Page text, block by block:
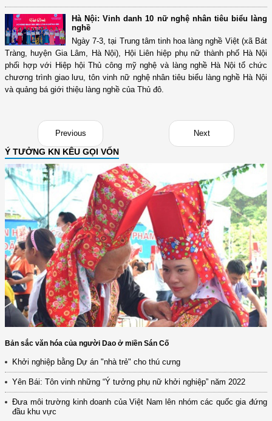
Hà Nội: Vinh danh 10 nữ nghệ nhân tiêu biểu làng
nghề
Ngày 7-3, tại Trung tâm tinh hoa làng nghề Việt (xã Bát
Tràng, huyện Gia Lâm, Hà Nội), Hội Liên hiệp phụ nữ thành phố Hà Nội
phối hợp với Hiệp hội Thủ công mỹ nghệ và làng nghề Hà Nội tổ chức
chương trình giao lưu, tôn vinh nữ nghệ nhân tiêu biểu làng nghề Hà Nội
và quảng bá giới thiệu làng nghề của Thủ đô.
Previous Next
Ý TƯỞNG KN KÊU GỌI VỐN
Bản sắc văn hóa của người Dao ở miền Sán Cố
Khởi nghiệp bằng Dự án "nhà trẻ" cho thú cưng
Yên Bái: Tôn vinh những “Ý tưởng phụ nữ khởi nghiệp” năm 2022
Đưa môi trường kinh doanh của Việt Nam lên nhóm các quốc gia đứng
đầu khu vực